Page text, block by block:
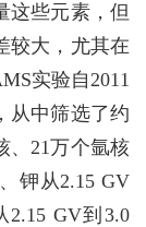
这些元素，但
较大，尤其在
实验自2011
从中筛选了约
、21万个氩核
钾从2.15 GV
2.15 GV到3.0